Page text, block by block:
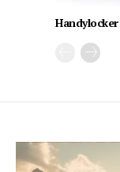
Handylocker